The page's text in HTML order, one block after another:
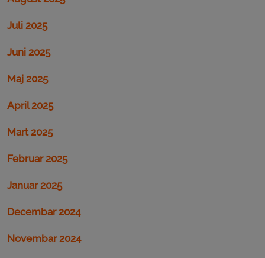
Juli 2025
Juni 2025
Maj 2025
April 2025
Mart 2025
Februar 2025
Januar 2025
Decembar 2024
Novembar 2024